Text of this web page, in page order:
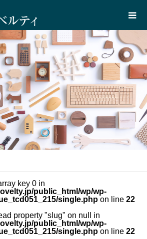
key 0 in
public_html/wp/wp-
single.php on line 22
property "slug" on null in
public_html/wp/wp-
single.php on line 22